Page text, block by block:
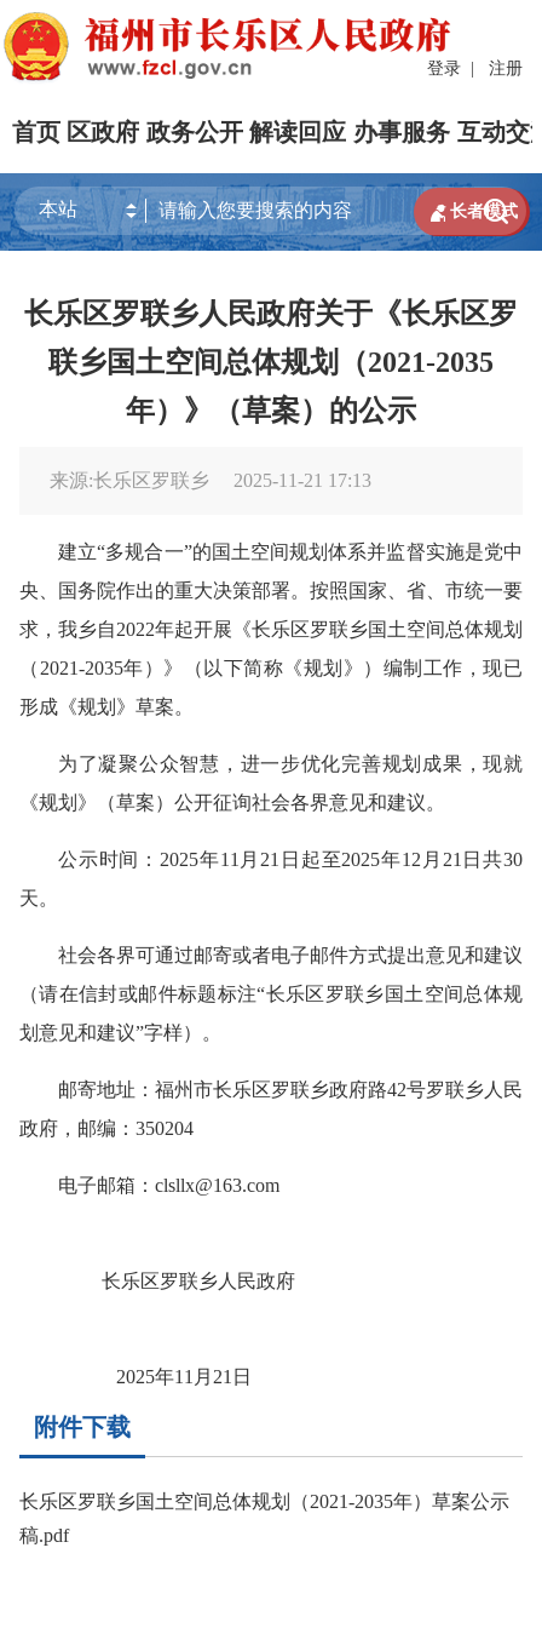
登录 | 注册
首页 区政府 政务公开 解读回应 办事服务 互动交

 长者模式
长乐区罗联乡人民政府关于《长乐区罗
联乡国土空间总体规划（2021-2035
年）》（草案）的公示
来源:长乐区罗联乡 2025-11-21 17:13
建立“多规合一”的国土空间规划体系并监督实施是党中
央、国务院作出的重大决策部署。按照国家、省、市统一要
求，我乡自2022年起开展《长乐区罗联乡国土空间总体规划
（2021-2035年）》（以下简称《规划》）编制工作，现已
形成《规划》草案。
为了凝聚公众智慧，进一步优化完善规划成果，现就
《规划》（草案）公开征询社会各界意见和建议。
公示时间：2025年11月21日起至2025年12月21日共30
天。
社会各界可通过邮寄或者电子邮件方式提出意见和建议
（请在信封或邮件标题标注“长乐区罗联乡国土空间总体规
划意见和建议”字样）。
邮寄地址：福州市长乐区罗联乡政府路42号罗联乡人民
政府，邮编：350204
电子邮箱：clsllx@163.com
长乐区罗联乡人民政府
2025年11月21日
附件下载
长乐区罗联乡国土空间总体规划（2021-2035年）草案公示
稿.pdf